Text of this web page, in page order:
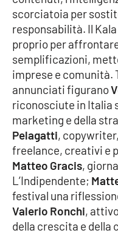
LaC OnAir
EDIZIONI
LOCALI
Catanzaro
Crotone
Vibo Valentia
Reggio Calabria
Cosenza
scorciatoia per
responsabilità. Il
proprio per
semplificazioni,
imprese e comunità.
annunciati figurano
riconosciute in Italia
marketing e della
Pelagatti,
freelance, creativi e
Matteo Gracis,
L’Indipendente;
festival una
Valerio Ronchi,
della crescita e della